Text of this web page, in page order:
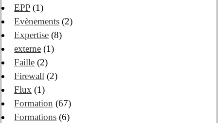
EPP (1)
Evènements (2)
Expertise (8)
externe (1)
Faille (2)
Firewall (2)
Flux (1)
Formation (67)
Formations (6)